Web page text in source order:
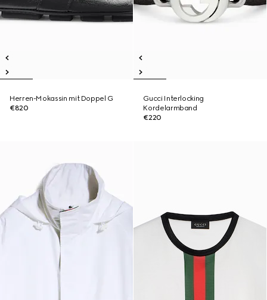
Herren-Mokassin mit Doppel G
€820
Gucci Interlocking
Kordelarmband
€220